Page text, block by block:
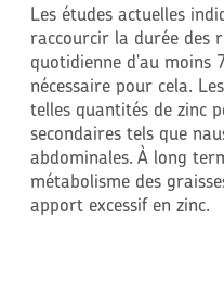
Les études actuelles
raccourcir la durée des
quotidienne d'au moins
nécessaire pour cela.
telles quantités de zinc
secondaires tels que
abdominales. À long
métabolisme des
apport excessif en zinc.